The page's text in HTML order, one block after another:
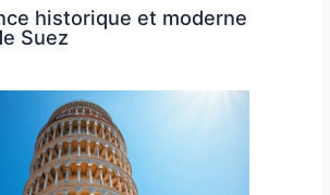
historique et moderne
Suez